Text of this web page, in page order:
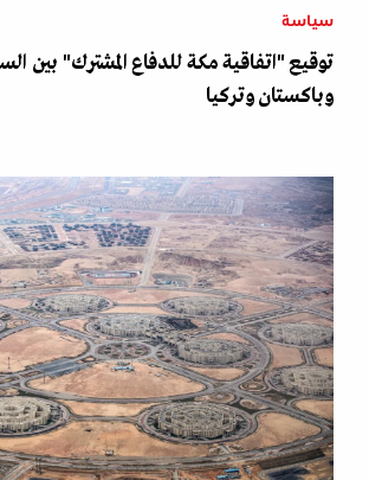
سياسة
توقيع "اتفاقية مكة للدفاع المشترك" بين
وباكستان وتركيا